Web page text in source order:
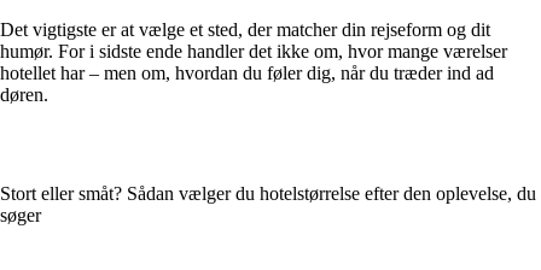
Det vigtigste er at vælge et sted, der matcher din rejseform og dit
humør. For i sidste ende handler det ikke om, hvor mange værelser
hotellet har – men om, hvordan du føler dig, når du træder ind ad
døren.
Stort eller småt? Sådan vælger du hotelstørrelse efter den oplevelse, du
søger